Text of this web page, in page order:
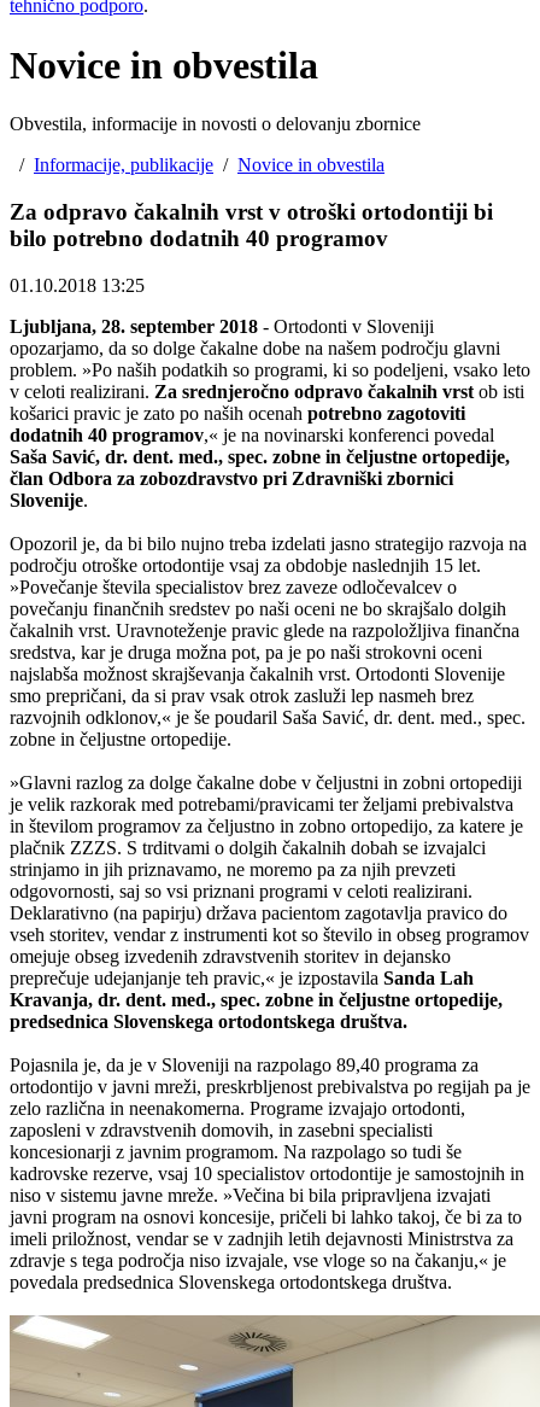
tehnično podporo.
Novice in obvestila
Obvestila, informacije in novosti o delovanju zbornice
/ Informacije, publikacije / Novice in obvestila
Za odpravo čakalnih vrst v otroški ortodontiji bi
bilo potrebno dodatnih 40 programov
01.10.2018 13:25
Ljubljana, 28. september 2018 - Ortodonti v Sloveniji
opozarjamo, da so dolge čakalne dobe na našem področju glavni
problem. »Po naših podatkih so programi, ki so podeljeni, vsako leto
v celoti realizirani. Za srednjeročno odpravo čakalnih vrst ob isti
košarici pravic je zato po naših ocenah potrebno zagotoviti
dodatnih 40 programov,« je na novinarski konferenci povedal
Saša Savić, dr. dent. med., spec. zobne in čeljustne ortopedije,
član Odbora za zobozdravstvo pri Zdravniški zbornici
Slovenije.
Opozoril je, da bi bilo nujno treba izdelati jasno strategijo razvoja na
področju otroške ortodontije vsaj za obdobje naslednjih 15 let.
»Povečanje števila specialistov brez zaveze odločevalcev o
povečanju finančnih sredstev po naši oceni ne bo skrajšalo dolgih
čakalnih vrst. Uravnoteženje pravic glede na razpoložljiva finančna
sredstva, kar je druga možna pot, pa je po naši strokovni oceni
najslabša možnost skrajševanja čakalnih vrst. Ortodonti Slovenije
smo prepričani, da si prav vsak otrok zasluži lep nasmeh brez
razvojnih odklonov,« je še poudaril Saša Savić, dr. dent. med., spec.
zobne in čeljustne ortopedije.
»Glavni razlog za dolge čakalne dobe v čeljustni in zobni ortopediji
je velik razkorak med potrebami/pravicami ter željami prebivalstva
in številom programov za čeljustno in zobno ortopedijo, za katere je
plačnik ZZZS. S trditvami o dolgih čakalnih dobah se izvajalci
strinjamo in jih priznavamo, ne moremo pa za njih prevzeti
odgovornosti, saj so vsi priznani programi v celoti realizirani.
Deklarativno (na papirju) država pacientom zagotavlja pravico do
vseh storitev, vendar z instrumenti kot so število in obseg programov
omejuje obseg izvedenih zdravstvenih storitev in dejansko
preprečuje udejanjanje teh pravic,« je izpostavila Sanda Lah
Kravanja, dr. dent. med., spec. zobne in čeljustne ortopedije,
predsednica Slovenskega ortodontskega društva.
Pojasnila je, da je v Sloveniji na razpolago 89,40 programa za
ortodontijo v javni mreži, preskrbljenost prebivalstva po regijah pa je
zelo različna in neenakomerna. Programe izvajajo ortodonti,
zaposleni v zdravstvenih domovih, in zasebni specialisti
koncesionarji z javnim programom. Na razpolago so tudi še
kadrovske rezerve, vsaj 10 specialistov ortodontije je samostojnih in
niso v sistemu javne mreže. »Večina bi bila pripravljena izvajati
javni program na osnovi koncesije, pričeli bi lahko takoj, če bi za to
imeli priložnost, vendar se v zadnjih letih dejavnosti Ministrstva za
zdravje s tega področja niso izvajale, vse vloge so na čakanju,« je
povedala predsednica Slovenskega ortodontskega društva.